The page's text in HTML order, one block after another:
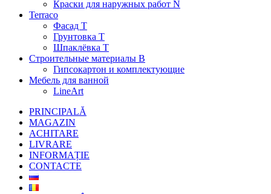
Краски для наружных работ N
Terraco
Фасад Т
Грунтовка T
Шпаклёвка T
Строительные материалы В
Гипсокартон и комплектующие
Мебель для ванной
LineArt
PRINCIPALĂ
MAGAZIN
ACHITARE
LIVRARE
INFORMAȚIE
CONTACTE